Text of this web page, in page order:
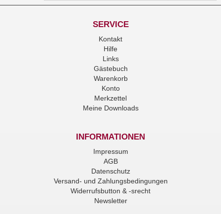
SERVICE
Kontakt
Hilfe
Links
Gästebuch
Warenkorb
Konto
Merkzettel
Meine Downloads
INFORMATIONEN
Impressum
AGB
Datenschutz
Versand- und Zahlungsbedingungen
Widerrufsbutton & -srecht
Newsletter